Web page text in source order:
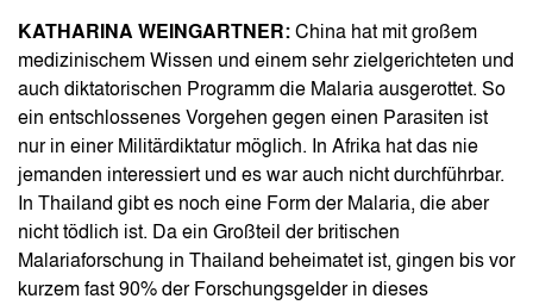
KATHARINA WEINGARTNER: China hat mit großem
medizinischem Wissen und einem sehr zielgerichteten und
auch diktatorischen Programm die Malaria ausgerottet. So
ein entschlossenes Vorgehen gegen einen Parasiten ist
nur in einer Militärdiktatur möglich. In Afrika hat das nie
jemanden interessiert und es war auch nicht durchführbar.
In Thailand gibt es noch eine Form der Malaria, die aber
nicht tödlich ist. Da ein Großteil der britischen
Malariaforschung in Thailand beheimatet ist, gingen bis vor
kurzem fast 90% der Forschungsgelder in dieses